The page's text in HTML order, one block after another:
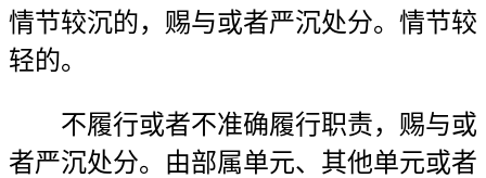
情节较沉的，赐与或者严沉处分。情节较
轻的。
不履行或者不准确履行职责，赐与或
者严沉处分。由部属单元、其他单元或者